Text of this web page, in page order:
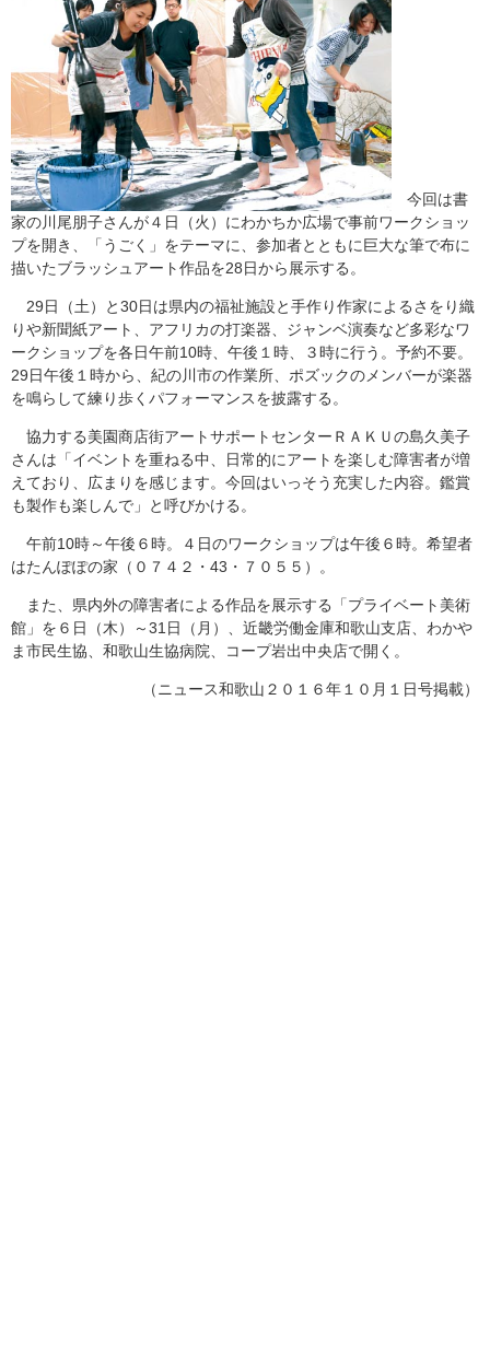
今回は書
家の川尾朋子さんが４日（火）にわかちか広場で事前ワークショッ
プを開き、「うごく」をテーマに、参加者とともに巨大な筆で布に
描いたブラッシュアート作品を28日から展示する。
29日（土）と30日は県内の福祉施設と手作り作家によるさをり織
りや新聞紙アート、アフリカの打楽器、ジャンベ演奏など多彩なワ
ークショップを各日午前10時、午後１時、３時に行う。予約不要。
29日午後１時から、紀の川市の作業所、ポズックのメンバーが楽器
を鳴らして練り歩くパフォーマンスを披露する。
協力する美園商店街アートサポートセンターＲＡＫＵの島久美子
さんは「イベントを重ねる中、日常的にアートを楽しむ障害者が増
えており、広まりを感じます。今回はいっそう充実した内容。鑑賞
も製作も楽しんで」と呼びかける。
午前10時～午後６時。４日のワークショップは午後６時。希望者
はたんぽぽの家（０７４２・43・７０５５）。
また、県内外の障害者による作品を展示する「プライベート美術
館」を６日（木）～31日（月）、近畿労働金庫和歌山支店、わかや
ま市民生協、和歌山生協病院、コープ岩出中央店で開く。
（ニュース和歌山２０１６年１０月１日号掲載）